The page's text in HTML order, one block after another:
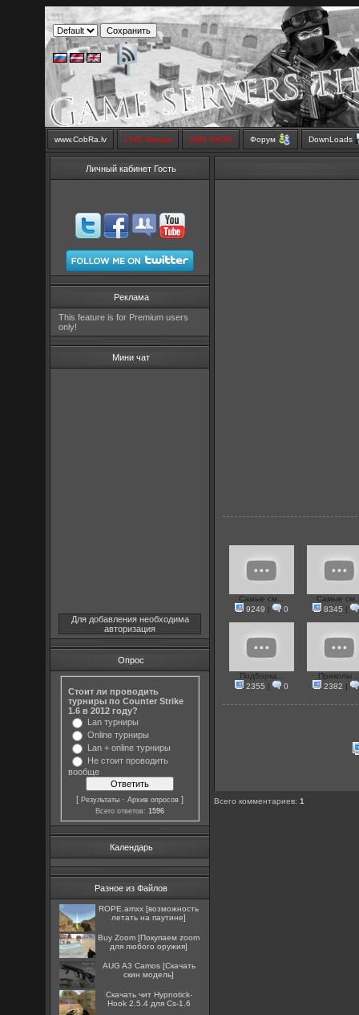
www.CobRa.lv LIVE Stream SMS SHOP Форум DownLoads
Личный кабинет Гость
Реклама
This feature is for Premium users
only!
Мини чат
Для добавления необходима
авторизация
Опрос
Стоит ли проводить
турниры по Counter Strike
1.6 в 2012 году?
Lan турниры
Online турниры
Lan + online турниры
Не стоит проводить
вообще
[Результаты ·Архив опросов ]
Всего ответов:1596
Календарь
Разное из Файлов
ROPE.amxx [возможность
летать на паутине]
Buy Zoom [Покупаем zoom
для любого оружия]
AUG A3 Camos [Скачать
скин модель]
Скачать чит Hypnotick-
Hook 2.5.4 для Cs-1.6
Самые см...
9249 | 0
Самые
8345 |
Подборка...
2355 | 0
Приколы
2382 |
Всего комментариев:1